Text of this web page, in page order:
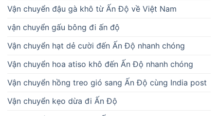
Vận chuyển khoai deo đi Ấn Độ
Vận chuyển Ladoo về Việt Nam
Vận chuyển măng nứa khô từ Hà Nội đi Ấn Độ
Vận chuyển mứt bí đao từ Huế sang Ấn Độ
Vận chuyển mứt cà rốt đi Ấn Độ nhanh chóng
Vận chuyển mứt chùm ruột sang Ấn Độ